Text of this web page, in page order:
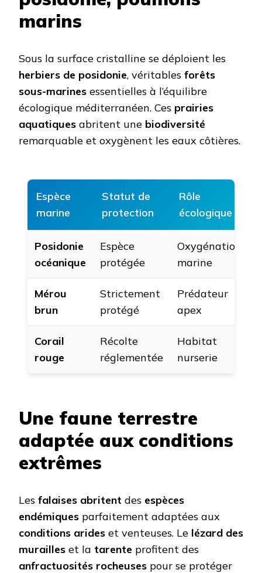
marins
Sous la surface cristalline se déploient les
herbiers de posidonie, véritables forêts
sous-marines essentielles à l’équilibre
écologique méditerranéen. Ces prairies
aquatiques abritent une biodiversité
remarquable et oxygènent les eaux côtières.
Espèce
marine
Statut de
protection
Rôle
écologique
Posidonie
océanique
Espèce
protégée
Oxygénation
marine
Mérou
brun
Strictement
protégé
Prédateur
apex
Corail
rouge
Récolte
réglementée
Habitat
nurserie
Une faune terrestre
adaptée aux conditions
extrêmes
Les falaises abritent des espèces
endémiques parfaitement adaptées aux
conditions arides et venteuses. Le lézard des
murailles et la tarente profitent des
anfractuosités rocheuses pour se protéger